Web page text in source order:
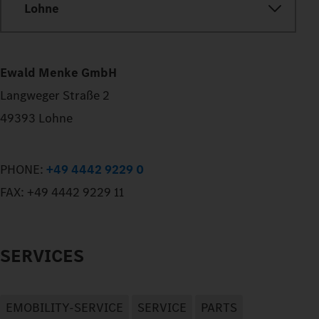
Lohne
Ewald Menke GmbH
Langweger Straße 2
49393 Lohne
PHONE: +49 4442 9229 0
FAX: +49 4442 9229 11
SERVICES
EMOBILITY-SERVICE SERVICE PARTS